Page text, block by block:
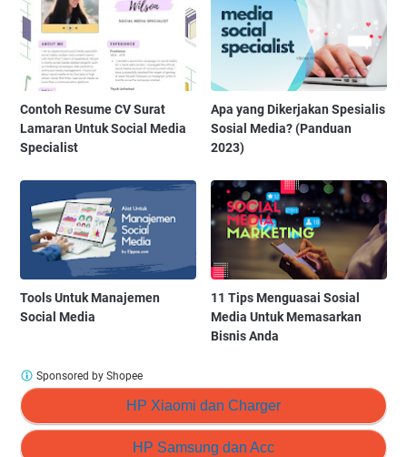
Contoh Resume CV Surat
Lamaran Untuk Social Media
Specialist
Apa yang Dikerjakan Spesialis
Sosial Media? (Panduan
2023)
Tools Untuk Manajemen
Social Media
11 Tips Menguasai Sosial
Media Untuk Memasarkan
Bisnis Anda
HP Xiaomi dan Charger
HP Samsung dan Acc
Sponsored by Shopee